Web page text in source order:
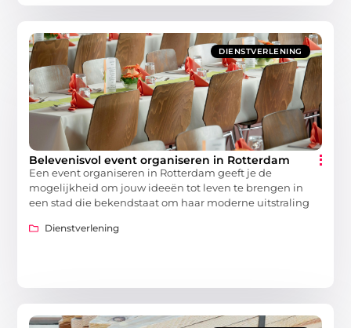
DIENSTVERLENING
Belevenisvol event organiseren in Rotterdam
Een event organiseren in Rotterdam geeft je de
mogelijkheid om jouw ideeën tot leven te brengen in
een stad die bekendstaat om haar moderne uitstraling
Dienstverlening